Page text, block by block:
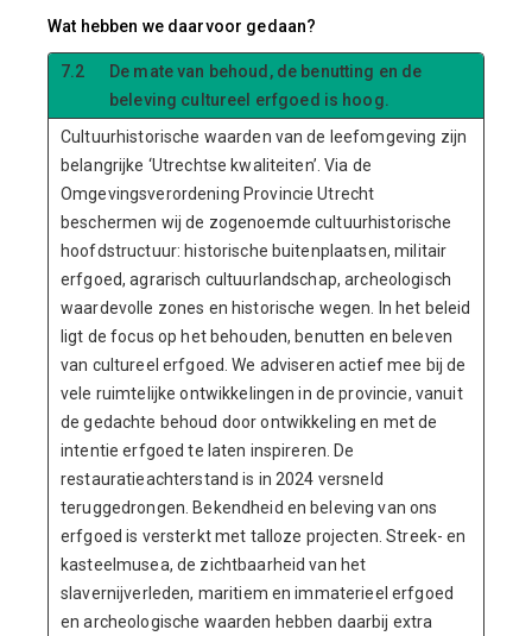
Wat hebben we daarvoor gedaan?
7.2
De mate van behoud, de benutting en de
beleving cultureel erfgoed is hoog.
Cultuurhistorische waarden van de leefomgeving zijn
belangrijke ‘Utrechtse kwaliteiten’. Via de
Omgevingsverordening Provincie Utrecht
beschermen wij de zogenoemde cultuurhistorische
hoofdstructuur: historische buitenplaatsen, militair
erfgoed, agrarisch cultuurlandschap, archeologisch
waardevolle zones en historische wegen. In het beleid
ligt de focus op het behouden, benutten en beleven
van cultureel erfgoed. We adviseren actief mee bij de
vele ruimtelijke ontwikkelingen in de provincie, vanuit
de gedachte behoud door ontwikkeling en met de
intentie erfgoed te laten inspireren. De
restauratieachterstand is in 2024 versneld
teruggedrongen. Bekendheid en beleving van ons
erfgoed is versterkt met talloze projecten. Streek- en
kasteelmusea, de zichtbaarheid van het
slavernijverleden, maritiem en immaterieel erfgoed
en archeologische waarden hebben daarbij extra